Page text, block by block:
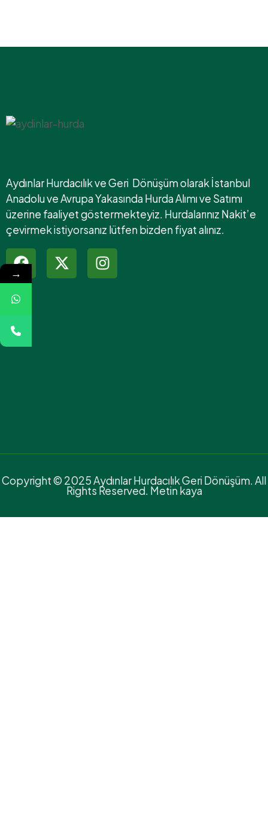
Aydınlar Hurdacılık ve Geri Dönüşüm olarak İstanbul
Anadolu ve Avrupa Yakasında Hurda Alımı ve Satımı
üzerine faaliyet göstermekteyiz. Hurdalarınız Nakit’e
çevirmek istiyorsanız lütfen bizden fiyat alınız.
Copyright © 2025 Aydınlar Hurdacılık Geri Dönüşüm. All
Rights Reserved. Metin kaya
→